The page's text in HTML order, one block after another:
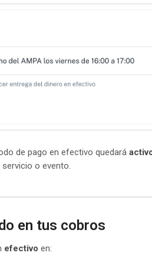
de pago en efectivo quedará
o evento.
en tus cobros
efectivo en: